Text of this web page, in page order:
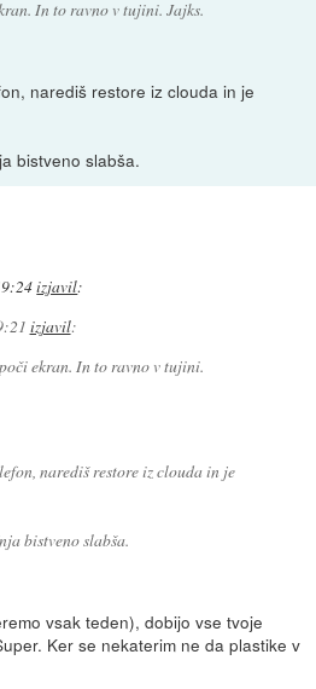
In to ravno v tujini. Jajks.
narediš restore iz clouda in je
bistveno slabša.
izjavil:
izjavil:
ekran. In to ravno v tujini.
narediš restore iz clouda in je
bistveno slabša.
vsak teden), dobijo vse tvoje
Ker se nekaterim ne da plastike v